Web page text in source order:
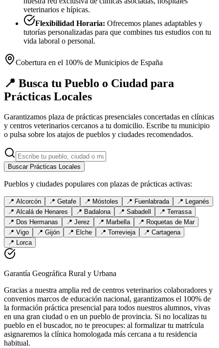
veterinarios e hípicas.
Flexibilidad Horaria: Ofrecemos planes adaptables y
tutorías personalizadas para que combines tus estudios con tu
vida laboral o personal.
Cobertura en el 100% de Municipios de España
📍 Busca tu Pueblo o Ciudad para
Prácticas Locales
Garantizamos plaza de prácticas presenciales concertadas en clínicas
y centros veterinarios cercanos a tu domicilio. Escribe tu municipio
o pulsa sobre los atajos de pueblos y ciudades recomendados.
Buscar Prácticas Locales
Pueblos y ciudades populares con plazas de prácticas activas:
📍 Alcorcón 📍 Getafe 📍 Móstoles 📍 Fuenlabrada 📍 Leganés
📍 Alcalá de Henares 📍 Badalona 📍 Sabadell 📍 Terrassa
📍 Dos Hermanas 📍 Jerez 📍 Marbella 📍 Roquetas de Mar
📍 Vigo 📍 Gijón 📍 Elche 📍 Torrevieja 📍 Cartagena
📍 Lorca
Garantía Geográfica Rural y Urbana
Gracias a nuestra amplia red de centros veterinarios colaboradores y
convenios marcos de educación nacional, garantizamos el 100% de
la formación práctica presencial para todos nuestros alumnos, vivas
en una gran ciudad o en un pueblo de provincia. Si no localizas tu
pueblo en el buscador, no te preocupes: al formalizar tu matrícula
asignaremos la clínica homologada más cercana a tu residencia
habitual.